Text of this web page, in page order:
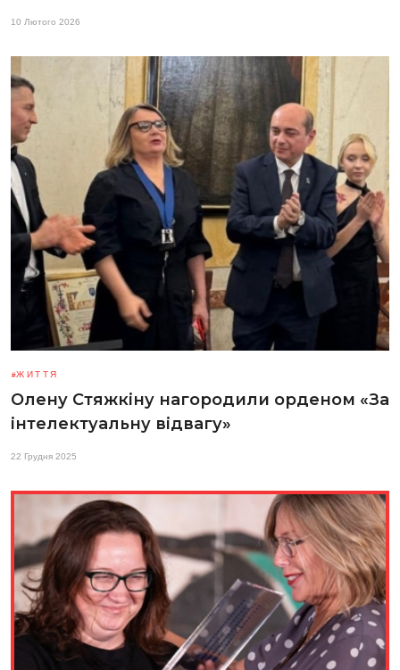
10 Лютого 2026
ЖИТТЯ
Олену Стяжкіну нагородили орденом «За
інтелектуальну відвагу»
22 Грудня 2025